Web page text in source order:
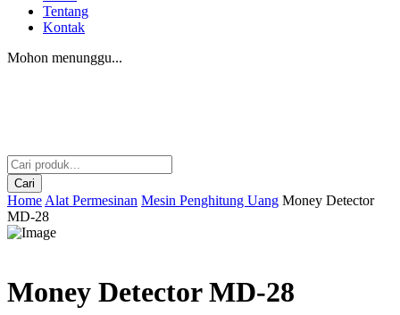
Tentang
Kontak
Mohon menunggu...
Cari
Home Alat Permesinan Mesin Penghitung Uang Money Detector
MD-28
Money Detector MD-28